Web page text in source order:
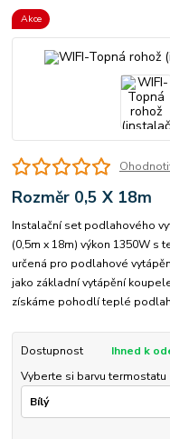
Akce
Rozměr 0,5 X 18m
Instalační set podlahového
(0,5m x 18m) výkon 1350W s
určená pro podlahové
jako základní vytápění
získáme pohodlí teplé
Dostupnost
Ihned k
Vyberte si barvu termostatu